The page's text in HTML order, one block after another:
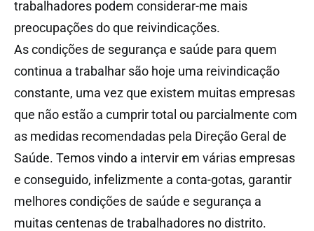
trabalhadores podem considerar-me mais
preocupações do que reivindicações.
As condições de segurança e saúde para quem
continua a trabalhar são hoje uma reivindicação
constante, uma vez que existem muitas empresas
que não estão a cumprir total ou parcialmente com
as medidas recomendadas pela Direção Geral de
Saúde. Temos vindo a intervir em várias empresas
e conseguido, infelizmente a conta-gotas, garantir
melhores condições de saúde e segurança a
muitas centenas de trabalhadores no distrito.